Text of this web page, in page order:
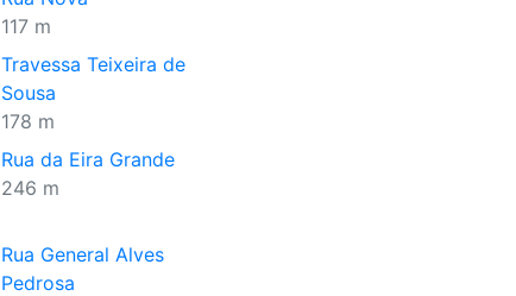
117 m
Travessa Teixeira de
Sousa
178 m
Rua da Eira Grande
246 m
Rua General Alves
Pedrosa